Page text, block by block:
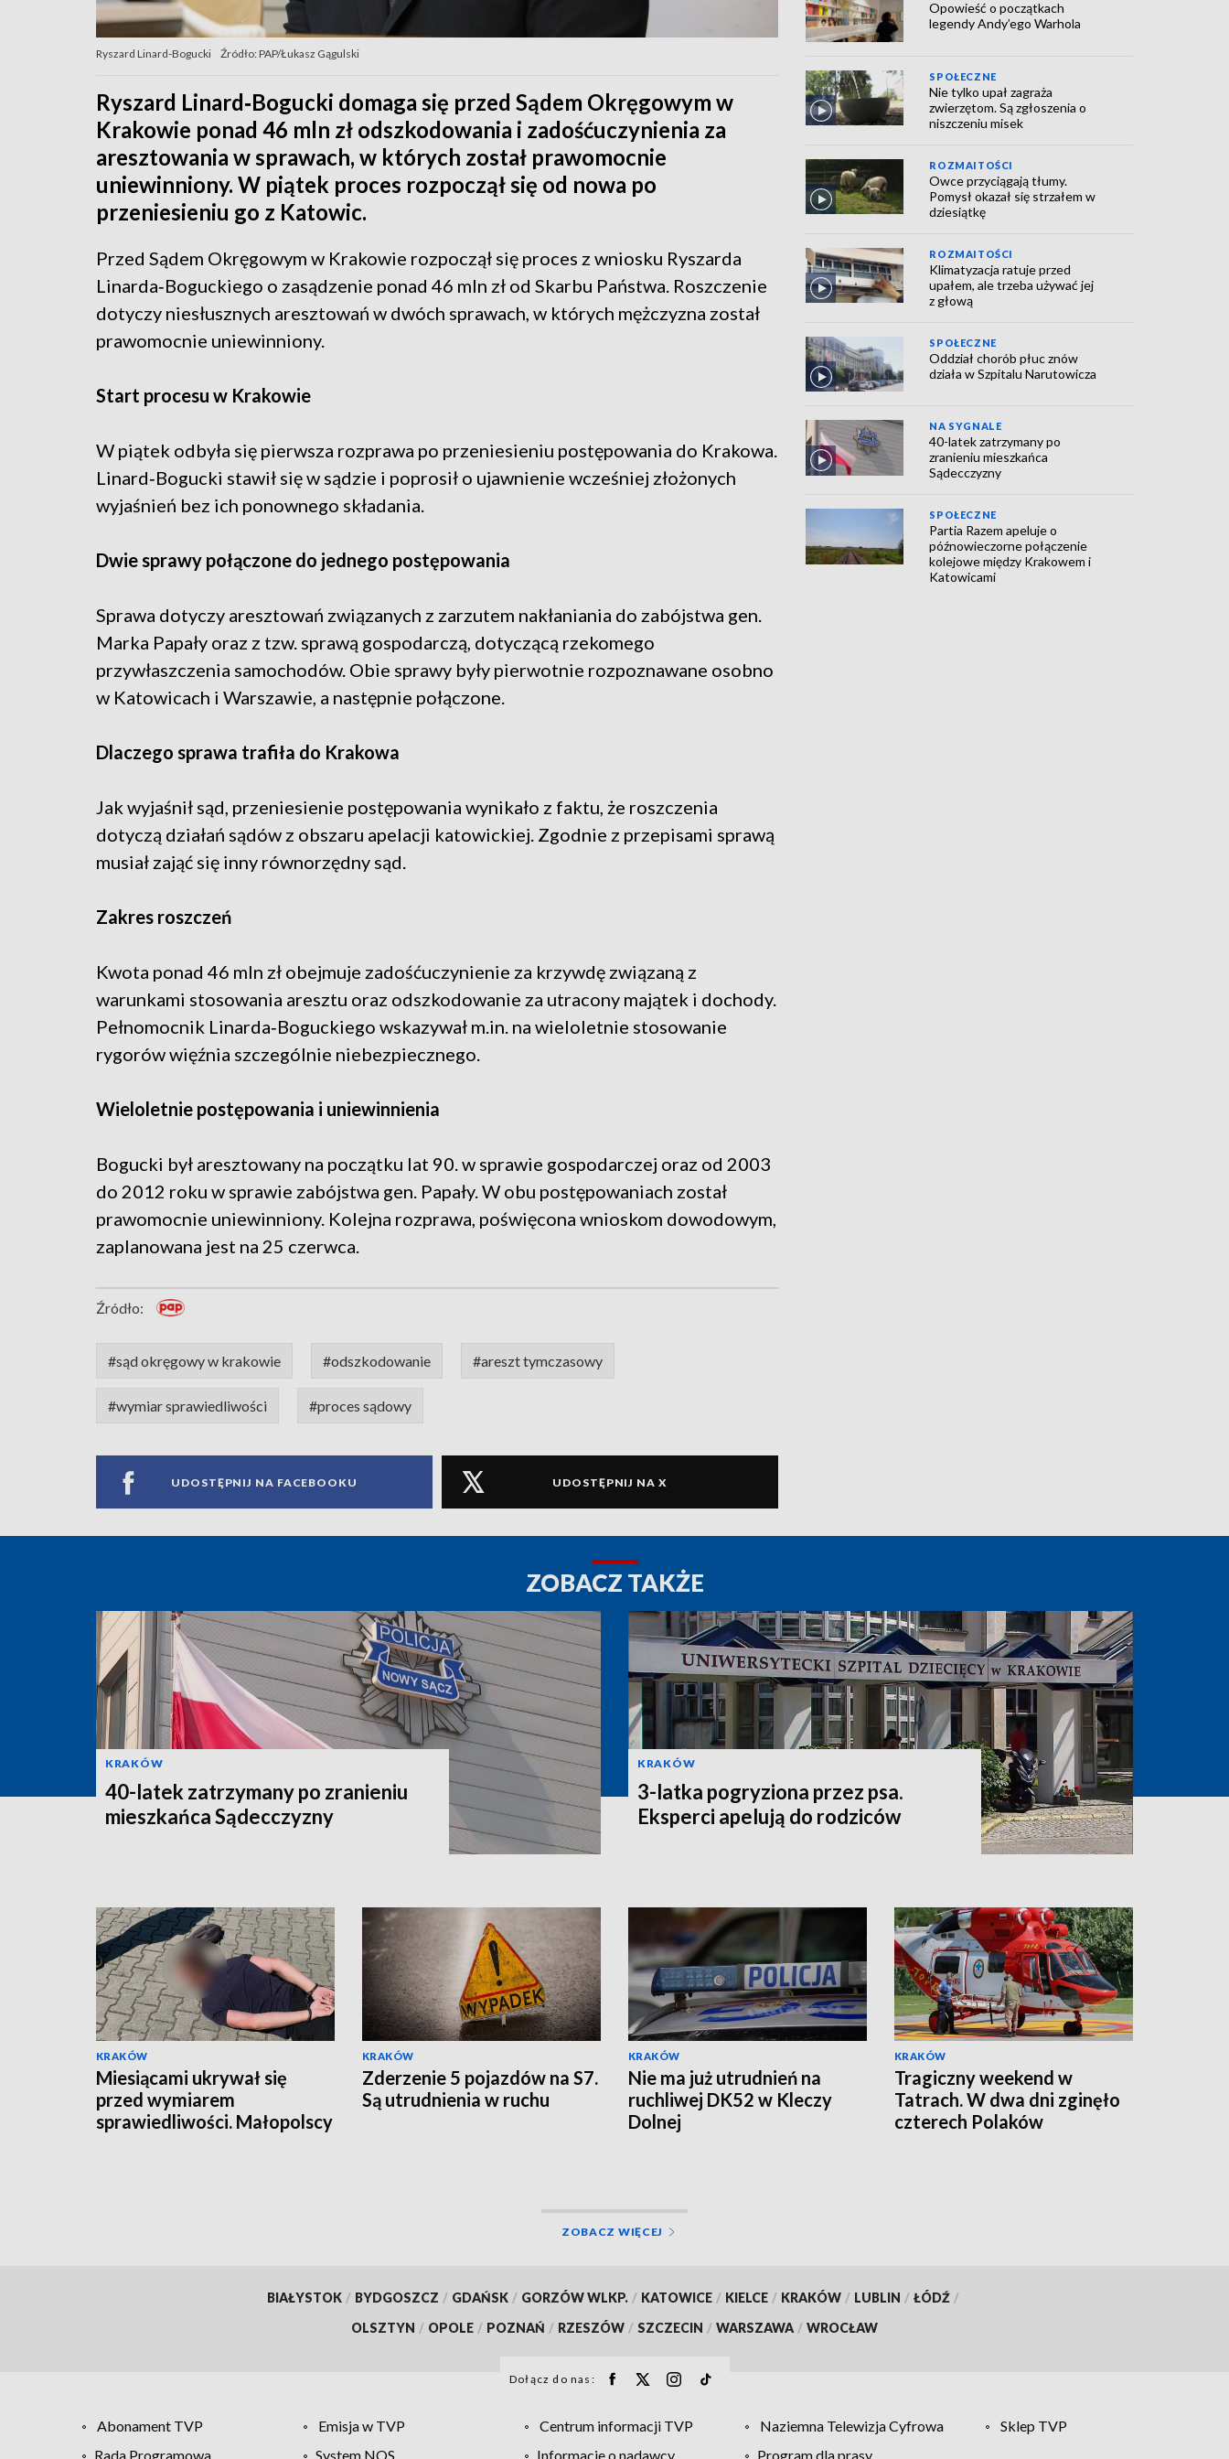
Ryszard Linard-Bogucki Źródło: PAP/Łukasz Gągulski
Ryszard Linard‑Bogucki domaga się przed Sądem Okręgowym w
Krakowie ponad 46 mln zł odszkodowania i zadośćuczynienia za
aresztowania w sprawach, w których został prawomocnie
uniewinniony. W piątek proces rozpoczął się od nowa po
przeniesieniu go z Katowic.
Przed Sądem Okręgowym w Krakowie rozpoczął się proces z wniosku Ryszarda
Linarda‑Boguckiego o zasądzenie ponad 46 mln zł od Skarbu Państwa. Roszczenie
dotyczy niesłusznych aresztowań w dwóch sprawach, w których mężczyzna został
prawomocnie uniewinniony.
Start procesu w Krakowie
W piątek odbyła się pierwsza rozprawa po przeniesieniu postępowania do Krakowa.
Linard‑Bogucki stawił się w sądzie i poprosił o ujawnienie wcześniej złożonych
wyjaśnień bez ich ponownego składania.
Dwie sprawy połączone do jednego postępowania
Sprawa dotyczy aresztowań związanych z zarzutem nakłaniania do zabójstwa gen.
Marka Papały oraz z tzw. sprawą gospodarczą, dotyczącą rzekomego
przywłaszczenia samochodów. Obie sprawy były pierwotnie rozpoznawane osobno
w Katowicach i Warszawie, a następnie połączone.
Dlaczego sprawa trafiła do Krakowa
Jak wyjaśnił sąd, przeniesienie postępowania wynikało z faktu, że roszczenia
dotyczą działań sądów z obszaru apelacji katowickiej. Zgodnie z przepisami sprawą
musiał zająć się inny równorzędny sąd.
Zakres roszczeń
Kwota ponad 46 mln zł obejmuje zadośćuczynienie za krzywdę związaną z
warunkami stosowania aresztu oraz odszkodowanie za utracony majątek i dochody.
Pełnomocnik Linarda‑Boguckiego wskazywał m.in. na wieloletnie stosowanie
rygorów więźnia szczególnie niebezpiecznego.
Wieloletnie postępowania i uniewinnienia
Bogucki był aresztowany na początku lat 90. w sprawie gospodarczej oraz od 2003
do 2012 roku w sprawie zabójstwa gen. Papały. W obu postępowaniach został
prawomocnie uniewinniony. Kolejna rozprawa, poświęcona wnioskom dowodowym,
zaplanowana jest na 25 czerwca.
Źródło:
#sąd okręgowy w krakowie #odszkodowanie #areszt tymczasowy
#wymiar sprawiedliwości #proces sądowy
UDOSTĘPNIJ NA FACEBOOKU UDOSTĘPNIJ NA X
Opowieść o początkach
legendy Andy’ego Warhola
SPOŁECZNE
Nie tylko upał zagraża
zwierzętom. Są zgłoszenia o
niszczeniu misek
ROZMAITOŚCI
Owce przyciągają tłumy.
Pomysł okazał się strzałem w
dziesiątkę
ROZMAITOŚCI
Klimatyzacja ratuje przed
upałem, ale trzeba używać jej
z głową
SPOŁECZNE
Oddział chorób płuc znów
działa w Szpitalu Narutowicza
NA SYGNALE
40-latek zatrzymany po
zranieniu mieszkańca
Sądecczyzny
SPOŁECZNE
Partia Razem apeluje o
późnowieczorne połączenie
kolejowe między Krakowem i
Katowicami
ZOBACZ TAKŻE
KRAKÓW
40-latek zatrzymany po zranieniu
mieszkańca Sądecczyzny
KRAKÓW
3-latka pogryziona przez psa.
Eksperci apelują do rodziców
KRAKÓW
Miesiącami ukrywał się
przed wymiarem
sprawiedliwości. Małopolscy
KRAKÓW
Zderzenie 5 pojazdów na S7.
Są utrudnienia w ruchu
KRAKÓW
Nie ma już utrudnień na
ruchliwej DK52 w Kleczy
Dolnej
KRAKÓW
Tragiczny weekend w
Tatrach. W dwa dni zginęło
czterech Polaków
ZOBACZ WIĘCEJ
BIAŁYSTOK / BYDGOSZCZ / GDAŃSK / GORZÓW WLKP. / KATOWICE / KIELCE / KRAKÓW / LUBLIN / ŁÓDŹ /
OLSZTYN / OPOLE / POZNAŃ / RZESZÓW / SZCZECIN / WARSZAWA / WROCŁAW
Dołącz do nas:
Abonament TVP Emisja w TVP Centrum informacji TVP Naziemna Telewizja Cyfrowa
Sklep TVP
Rada Programowa
System NOS Informacje o nadawcy Program dla prasy